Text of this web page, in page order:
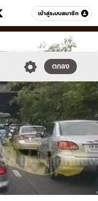
เข้าสู่ระบบสมาชิก
หมวดอื่นๆ
ตกลง